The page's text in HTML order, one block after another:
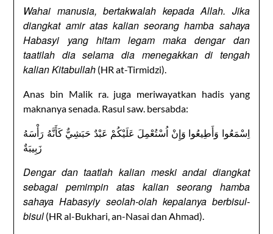
Wahai manusia, bertakwalah kepada Allah. Jika
diangkat amir atas kalian seorang hamba sahaya
Habasyi yang hitam legam maka dengar dan
taatilah dia selama dia menegakkan di tengah
kalian Kitabullah (HR at-Tirmidzi).
Anas bin Malik ra. juga meriwayatkan hadis yang
maknanya senada. Rasul saw. bersabda:
اِسْمَعُوا وَأَطِيعُوا وَإِنْ اُسْتُعْمِلَ عَلَيْكُمْ عَبْدٌ حَبَشِيٌّ كَأَنَّهُ رَأْسَهُ
زَبِيبَةٌ
Dengar dan taatlah kalian meski andai diangkat
sebagai pemimpin atas kalian seorang hamba
sahaya Habasyiy seolah-olah kepalanya berbisul-
bisul (HR al-Bukhari, an-Nasai dan Ahmad).